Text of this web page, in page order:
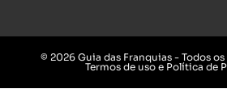
© 2026 Guia das Franquias - Todos
Termos de uso e Política de